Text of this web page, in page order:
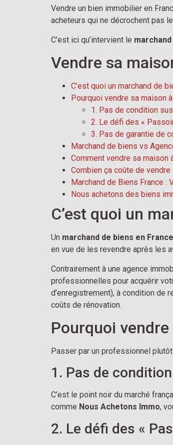
Vendre un bien immobilier en
acheteurs qui ne décrochent pas
C’est ici qu’intervient le
Vendre sa
C’est quoi un marchand de
Pourquoi vendre sa maison
1. Pas de condition
2. Le défi des «
3. Pas de garantie de
Marchand de biens vs
Comment vendre sa maison
Combien ça coûte de
Marchand de Biens France
Nous achetons des biens
C’est quoi un
Un marchand de biens en France
en vue de les revendre après les
Contrairement à une agence
professionnelles pour acquérir
d’enregistrement), à condition de
coûts de rénovation.
Pourquoi
Passer par un professionnel
1. Pas de
C’est le point noir du marché
comme Nous Achetons Immo,
2. Le défi des «